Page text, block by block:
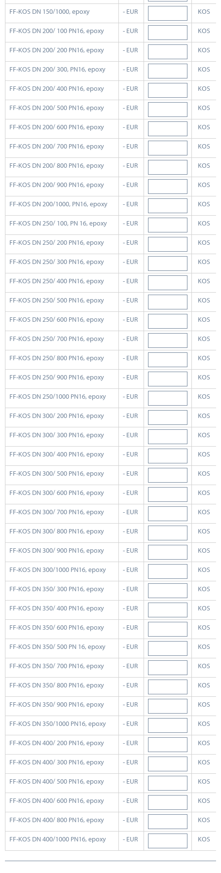
FF-KOS DN 150/1000, epoxy - EUR KOS
FF-KOS DN 200/ 100 PN16, epoxy - EUR KOS
FF-KOS DN 200/ 200 PN16, epoxy - EUR KOS
FF-KOS DN 200/ 300, PN16, epoxy - EUR KOS
FF-KOS DN 200/ 400 PN16, epoxy - EUR KOS
FF-KOS DN 200/ 500 PN16, epoxy - EUR KOS
FF-KOS DN 200/ 600 PN16, epoxy - EUR KOS
FF-KOS DN 200/ 700 PN16, epoxy - EUR KOS
FF-KOS DN 200/ 800 PN16, epoxy - EUR KOS
FF-KOS DN 200/ 900 PN16, epoxy - EUR KOS
FF-KOS DN 200/1000, PN16, epoxy - EUR KOS
FF-KOS DN 250/ 100, PN 16, epoxy - EUR KOS
FF-KOS DN 250/ 200 PN16, epoxy - EUR KOS
FF-KOS DN 250/ 300 PN16, epoxy - EUR KOS
FF-KOS DN 250/ 400 PN16, epoxy - EUR KOS
FF-KOS DN 250/ 500 PN16, epoxy - EUR KOS
FF-KOS DN 250/ 600 PN16, epoxy - EUR KOS
FF-KOS DN 250/ 700 PN16, epoxy - EUR KOS
FF-KOS DN 250/ 800 PN16, epoxy - EUR KOS
FF-KOS DN 250/ 900 PN16, epoxy - EUR KOS
FF-KOS DN 250/1000 PN16, epoxy - EUR KOS
FF-KOS DN 300/ 200 PN16, epoxy - EUR KOS
FF-KOS DN 300/ 300 PN16, epoxy - EUR KOS
FF-KOS DN 300/ 400 PN16, epoxy - EUR KOS
FF-KOS DN 300/ 500 PN16, epoxy - EUR KOS
FF-KOS DN 300/ 600 PN16, epoxy - EUR KOS
FF-KOS DN 300/ 700 PN16, epoxy - EUR KOS
FF-KOS DN 300/ 800 PN16, epoxy - EUR KOS
FF-KOS DN 300/ 900 PN16, epoxy - EUR KOS
FF-KOS DN 300/1000 PN16, epoxy - EUR KOS
FF-KOS DN 350/ 300 PN16, epoxy - EUR KOS
FF-KOS DN 350/ 400 PN16, epoxy - EUR KOS
FF-KOS DN 350/ 600 PN16, epoxy - EUR KOS
FF-KOS DN 350/ 500 PN 16, epoxy - EUR KOS
FF-KOS DN 350/ 700 PN16, epoxy - EUR KOS
FF-KOS DN 350/ 800 PN16, epoxy - EUR KOS
FF-KOS DN 350/ 900 PN16, epoxy - EUR KOS
FF-KOS DN 350/1000 PN16, epoxy - EUR KOS
FF-KOS DN 400/ 200 PN16, epoxy - EUR KOS
FF-KOS DN 400/ 300 PN16, epoxy - EUR KOS
FF-KOS DN 400/ 500 PN16, epoxy - EUR KOS
FF-KOS DN 400/ 600 PN16, epoxy - EUR KOS
FF-KOS DN 400/ 800 PN16, epoxy - EUR KOS
FF-KOS DN 400/1000 PN16, epoxy - EUR KOS